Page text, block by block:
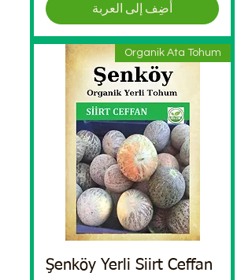
أضِف إلى العربة
Organik Ata Tohum
Şenköy Yerli Siirt Ceffan